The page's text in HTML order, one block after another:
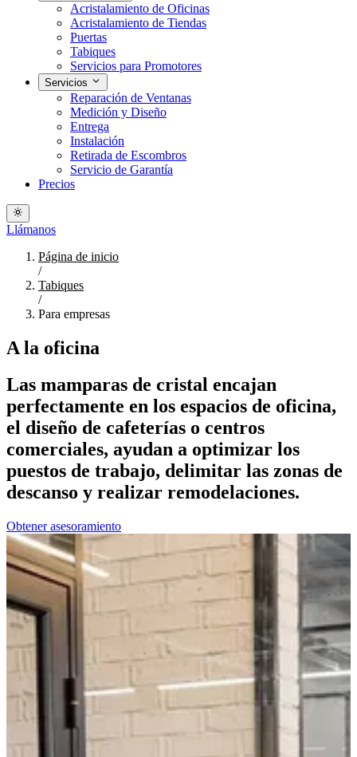
Acristalamiento de Oficinas
Acristalamiento de Tiendas
Puertas
Tabiques
Servicios para Promotores
Servicios
Reparación de Ventanas
Medición y Diseño
Entrega
Instalación
Retirada de Escombros
Servicio de Garantía
Precios
Llámanos
Página de inicio
/
Tabiques
/
Para empresas
A la oficina
Las mamparas de cristal encajan
perfectamente en los espacios de oficina,
el diseño de cafeterías o centros
comerciales, ayudan a optimizar los
puestos de trabajo, delimitar las zonas de
descanso y realizar remodelaciones.
Obtener asesoramiento